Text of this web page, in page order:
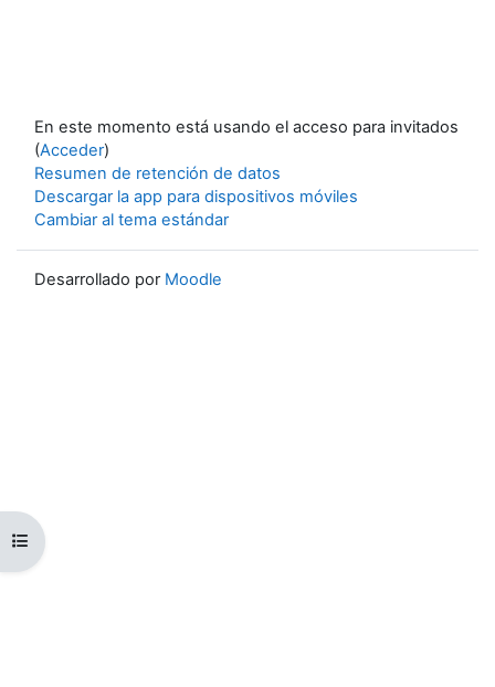
Abrir índice del curso
En este momento está usando el acceso para invitados
(Acceder)
Resumen de retención de datos
Descargar la app para dispositivos móviles
Cambiar al tema estándar
Desarrollado por Moodle